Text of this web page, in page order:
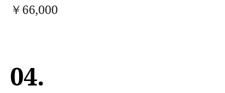
￥66,000
04.